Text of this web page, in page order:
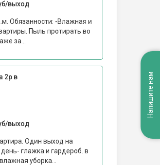
выход
Обязанности: -Влажная и
Пыль протирать во
за...
2р в
выход
Один выход на
глажка и гардероб. в
уборка...
Напишите нам